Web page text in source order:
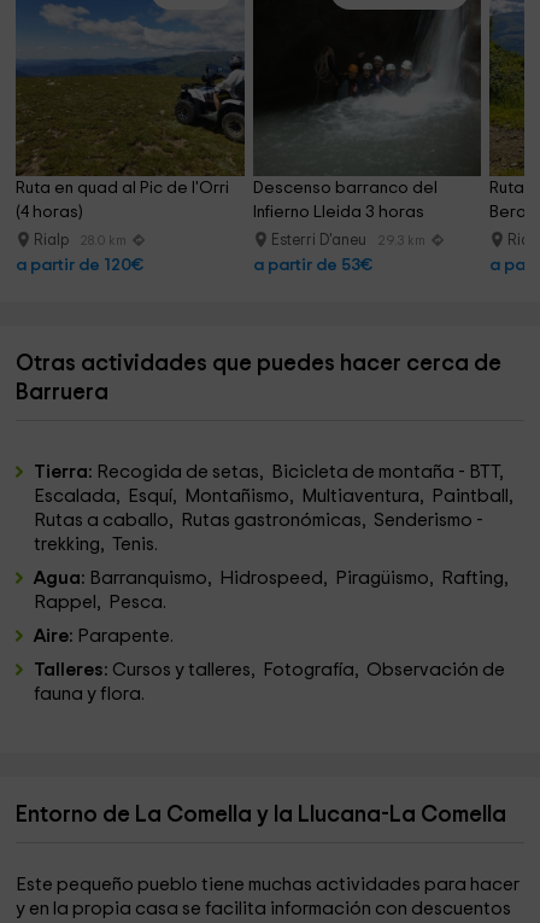
Ruta en quad al Pic de l'Orri
(4 horas)
Rialp 28.0 km
a partir de 120€
Descenso barranco del
Infierno Lleida 3 horas
Esterri D'aneu 29.3 km
a partir de 53€
Ruta
a
Otras actividades que puedes hacer cerca de
Barruera
Tierra: Recogida de setas, Bicicleta de montaña - BTT,
Escalada, Esquí, Montañismo, Multiaventura, Paintball,
Rutas a caballo, Rutas gastronómicas, Senderismo -
trekking, Tenis.
Agua: Barranquismo, Hidrospeed, Piragüismo, Rafting,
Rappel, Pesca.
Aire: Parapente.
Talleres: Cursos y talleres, Fotografía, Observación de
fauna y flora.
Entorno de La Comella y la Llucana-La Comella
Este pequeño pueblo tiene muchas actividades para hacer
y en la propia casa se facilita información con descuentos